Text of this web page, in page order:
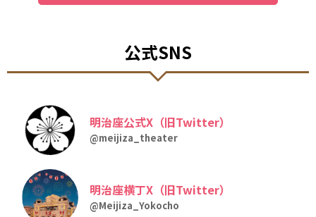
公式SNS
明治座公式X（旧Twitter）
@meijiza_theater
明治座横丁X（旧Twitter）
@Meijiza_Yokocho